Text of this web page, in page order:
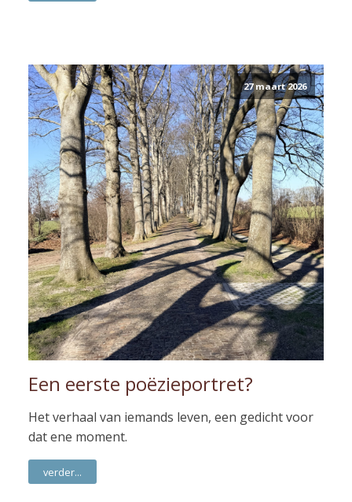
27 maart 2026
Een eerste poëzieportret?
Het verhaal van iemands leven, een gedicht voor
dat ene moment.
verder...